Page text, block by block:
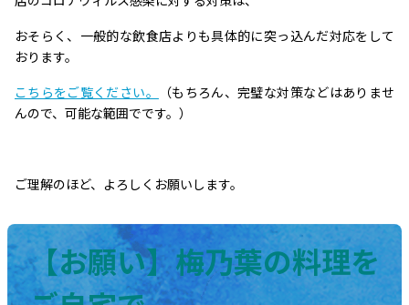
おそらく、一般的な飲食店よりも具体的に突っ込んだ対応をして
おります。
こちらをご覧ください。
（もちろん、完璧な対策などはありませ
んので、可能な範囲でです。）
ご理解のほど、よろしくお願いします。
【お願い】梅乃葉の料理を